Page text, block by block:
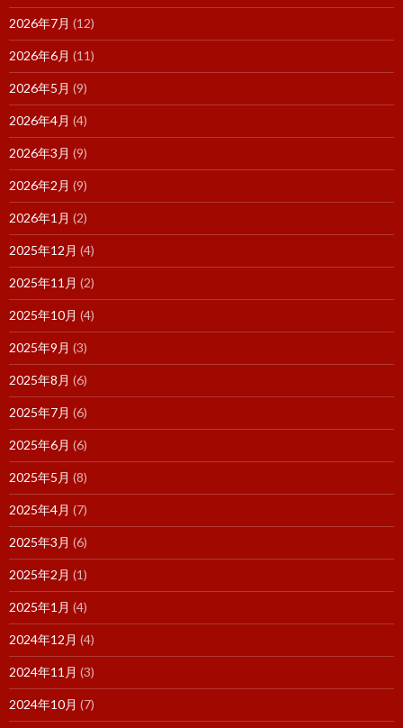
2026年7月 (12)
2026年6月 (11)
2026年5月 (9)
2026年4月 (4)
2026年3月 (9)
2026年2月 (9)
2026年1月 (2)
2025年12月 (4)
2025年11月 (2)
2025年10月 (4)
2025年9月 (3)
2025年8月 (6)
2025年7月 (6)
2025年6月 (6)
2025年5月 (8)
2025年4月 (7)
2025年3月 (6)
2025年2月 (1)
2025年1月 (4)
2024年12月 (4)
2024年11月 (3)
2024年10月 (7)